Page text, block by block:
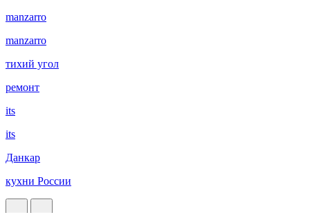
manzarro
manzarro
тихий угол
ремонт
its
its
Данкар
кухни России